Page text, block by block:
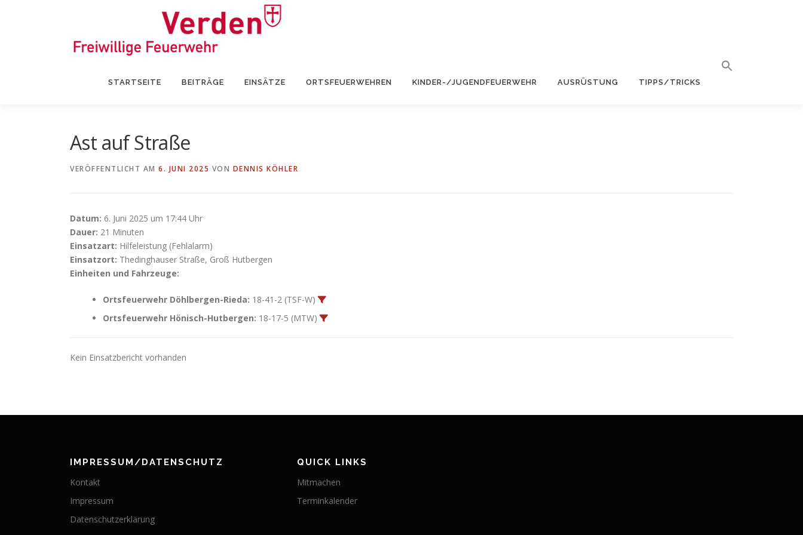
STARTSEITE BEITRÄGE EINSÄTZE ORTSFEUERWEHREN KINDER-/JUGENDFEUERWEHR AUSRÜSTUNG TIPPS/TRICKS
Ast auf Straße
VERÖFFENTLICHT AM 6. JUNI 2025 VON DENNIS KÖHLER
Datum: 6. Juni 2025 um 17:44 Uhr
Dauer: 21 Minuten
Einsatzart: Hilfeleistung (Fehlalarm)
Einsatzort: Thedinghauser Straße, Groß Hutbergen
Einheiten und Fahrzeuge:
Ortsfeuerwehr Döhlbergen-Rieda: 18-41-2 (TSF-W)
Ortsfeuerwehr Hönisch-Hutbergen: 18-17-5 (MTW)
Kein Einsatzbericht vorhanden
IMPRESSUM/DATENSCHUTZ
Kontakt
Impressum
Datenschutzerklärung
QUICK LINKS
Mitmachen
Terminkalender